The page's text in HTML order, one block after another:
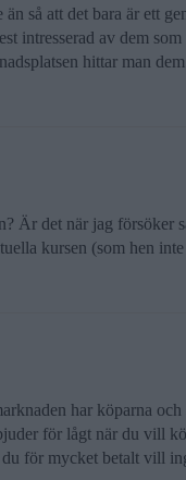
så att det bara är ett
intresserad av dem
hittar man
Är det när jag försöker
kursen (som hen
har köparna
för lågt när du vill
för mycket betalt vill